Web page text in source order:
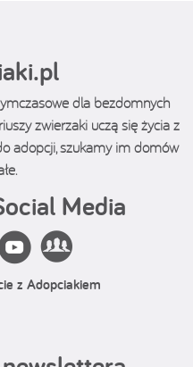
dla bezdomnych
zwierzaki uczą się życia z
adopcji, szukamy im domów
Media
z Adopciakiem